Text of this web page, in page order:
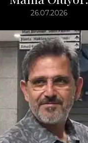
26.07.2026